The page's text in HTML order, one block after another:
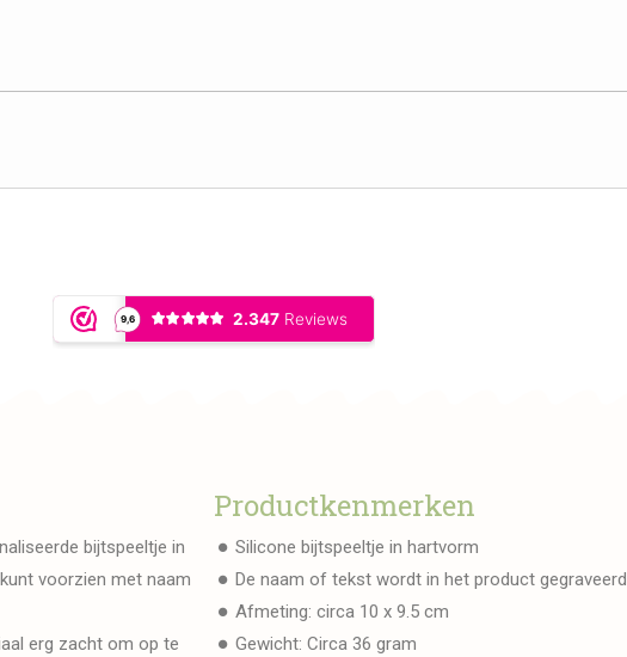
bijtspeeltje in
voorzien met naam
erg zacht om op te
Productkenmerken
Silicone bijtspeeltje in hartvorm
De naam of tekst wordt in het product gegraveerd
Afmeting: circa 10 x 9.5 cm
Gewicht: Circa 36 gram